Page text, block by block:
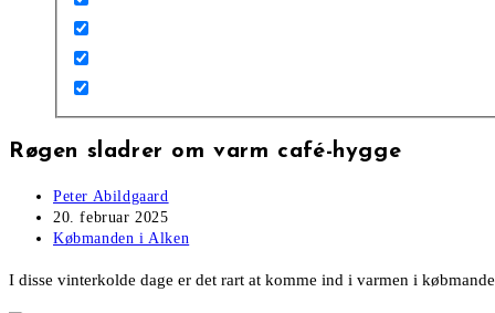
Røgen sladrer om varm café-hygge
Post
author:
Peter Abildgaard
Post
published:
20. februar 2025
Post
Købmanden i Alken
I disse vinterkolde dage er det rart at komme ind i varmen i